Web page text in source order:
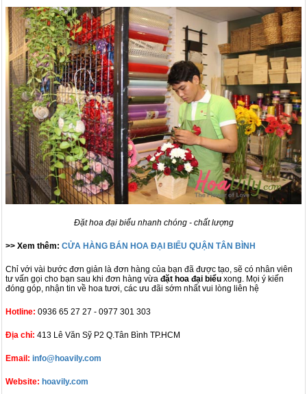
Đặt hoa đại biểu nhanh chóng - chất lượng
>> Xem thêm: CỬA HÀNG BÁN HOA ĐẠI BIỂU QUẬN TÂN BÌNH
Chỉ với vài bước đơn giản là đơn hàng của bạn đã được tạo, sẽ có nhân viên
tư vấn gọi cho bạn sau khi đơn hàng vừa đặt hoa đại biểu xong. Mọi ý kiến
đóng góp, nhận tin về hoa tươi, các ưu đãi sớm nhất vui lòng liên hệ
Hotline: 0936 65 27 27 - 0977 301 303
Địa chỉ: 413 Lê Văn Sỹ P2 Q.Tân Bình TP.HCM
Email: info@hoavily.com
Website: hoavily.com